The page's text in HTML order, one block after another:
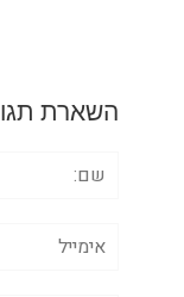
השארת